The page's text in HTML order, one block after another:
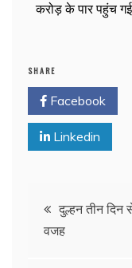
करोड़ के पार पहुंच
SHARE
Facebook
Linkedin
दुल्हन तीन दिन
वजह